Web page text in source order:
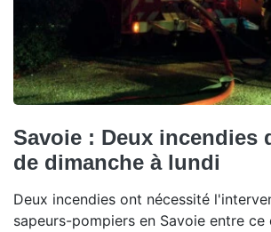
Savoie : Deux incendies
de dimanche à lundi
Deux incendies ont nécessité
sapeurs-pompiers en Savoie entre ce